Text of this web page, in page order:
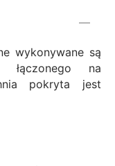
wykonywane są
na
pokryta jest